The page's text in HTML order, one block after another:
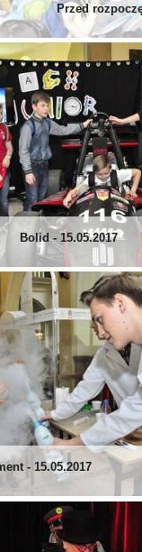
Przed
Bolid - 15.05.2017
- 15.05.2017